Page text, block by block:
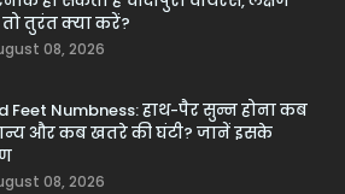
तुरंत क्या करें?
08, 2026
Feet Numbness: हाथ-पैर सुन्न होना कब
और कब खतरे की घंटी? जानें इसके
08, 2026